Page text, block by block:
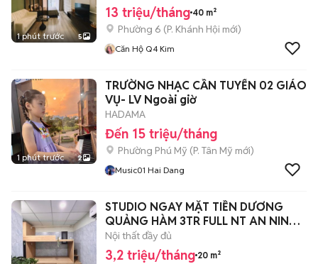
1 phút trước 5
13 triệu/tháng 40 m²
Phường 6 (P. Khánh Hội mới)
Căn Hộ Q4 Kim
1 phút trước 2
TRƯỜNG NHẠC CẦN TUYỂN 02 GIÁO
VỤ- LV Ngoài giờ
HADAMA
Đến 15 triệu/tháng
Phường Phú Mỹ (P. Tân Mỹ mới)
Music01 Hai Dang
STUDIO NGAY MẶT TIỀN DƯƠNG
QUẢNG HÀM 3TR FULL NT AN NINH
NGAY ĐH VL
Nội thất đầy đủ
3,2 triệu/tháng 20 m²